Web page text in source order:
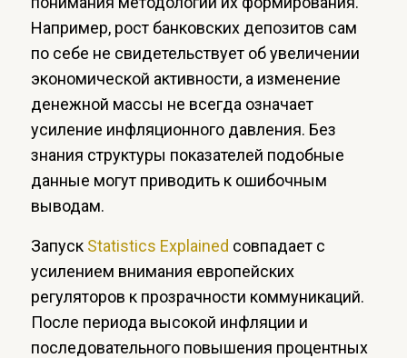
Например, рост банковских депозитов сам
по себе не свидетельствует об увеличении
экономической активности, а изменение
денежной массы не всегда означает
усиление инфляционного давления. Без
знания структуры показателей подобные
данные могут приводить к ошибочным
выводам.
Запуск Statistics Explained совпадает с
усилением внимания европейских
регуляторов к прозрачности коммуникаций.
После периода высокой инфляции и
последовательного повышения процентных